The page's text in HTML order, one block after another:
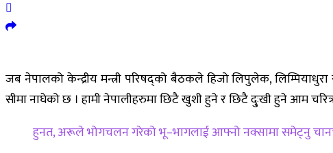
जब नेपालको केन्द्रीय मन्त्री परिषद्को बैठकले हिजो लिपुलेक,
सीमा नाघेको छ । हामी नेपालीहरुमा छिटै खुशी हुने र छिटै दु्ःखी हुने आम
हुनत, अरूले भोगचलन गरेको भू–भागलाई आफ्नो नक्सामा समेट्नु